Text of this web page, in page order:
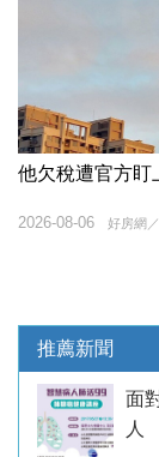
他欠稅遭官方
好房網
2026-08-06
推薦新聞
面
人